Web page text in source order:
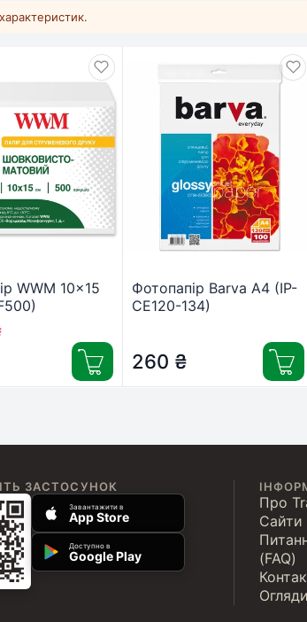
WWM 10×15
Фотопапір Barva A4 (IP-
CE120-134)
260 ₴
ЗАСТОСУНОК
Завантажити в
App Store
Доступно в
Google Play
Про
Сайти
(FAQ)